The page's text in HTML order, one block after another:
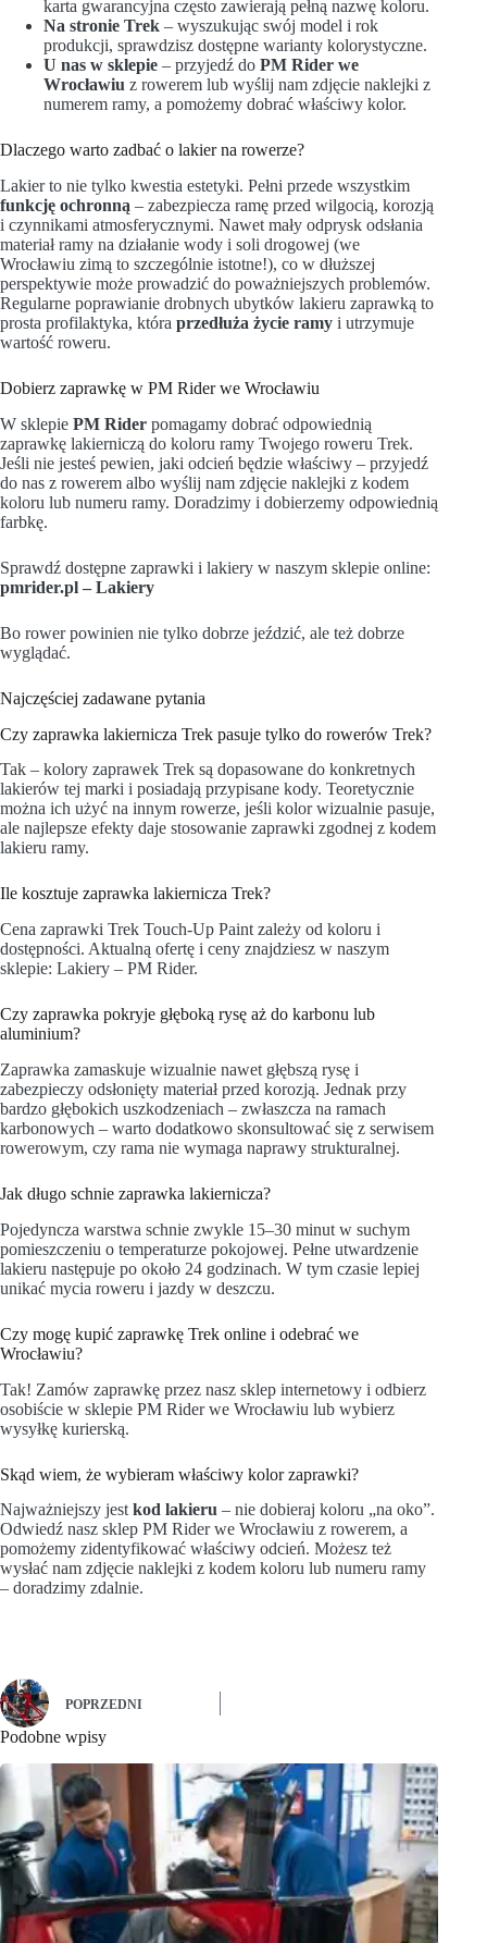
karta gwarancyjna często zawierają pełną nazwę koloru.
Na stronie Trek – wyszukując swój model i rok
produkcji, sprawdzisz dostępne warianty kolorystyczne.
U nas w sklepie – przyjedź do PM Rider we
Wrocławiu z rowerem lub wyślij nam zdjęcie naklejki z
numerem ramy, a pomożemy dobrać właściwy kolor.
Dlaczego warto zadbać o lakier na rowerze?
Lakier to nie tylko kwestia estetyki. Pełni przede wszystkim
funkcję ochronną – zabezpiecza ramę przed wilgocią, korozją
i czynnikami atmosferycznymi. Nawet mały odprysk odsłania
materiał ramy na działanie wody i soli drogowej (we
Wrocławiu zimą to szczególnie istotne!), co w dłuższej
perspektywie może prowadzić do poważniejszych problemów.
Regularne poprawianie drobnych ubytków lakieru zaprawką to
prosta profilaktyka, która przedłuża życie ramy i utrzymuje
wartość roweru.
Dobierz zaprawkę w PM Rider we Wrocławiu
W sklepie PM Rider pomagamy dobrać odpowiednią
zaprawkę lakierniczą do koloru ramy Twojego roweru Trek.
Jeśli nie jesteś pewien, jaki odcień będzie właściwy – przyjedź
do nas z rowerem albo wyślij nam zdjęcie naklejki z kodem
koloru lub numeru ramy. Doradzimy i dobierzemy odpowiednią
farbkę.
Sprawdź dostępne zaprawki i lakiery w naszym sklepie online:
pmrider.pl – Lakiery
Bo rower powinien nie tylko dobrze jeździć, ale też dobrze
wyglądać.
Najczęściej zadawane pytania
Czy zaprawka lakiernicza Trek pasuje tylko do rowerów Trek?
Tak – kolory zaprawek Trek są dopasowane do konkretnych
lakierów tej marki i posiadają przypisane kody. Teoretycznie
można ich użyć na innym rowerze, jeśli kolor wizualnie pasuje,
ale najlepsze efekty daje stosowanie zaprawki zgodnej z kodem
lakieru ramy.
Ile kosztuje zaprawka lakiernicza Trek?
Cena zaprawki Trek Touch-Up Paint zależy od koloru i
dostępności. Aktualną ofertę i ceny znajdziesz w naszym
sklepie: Lakiery – PM Rider.
Czy zaprawka pokryje głęboką rysę aż do karbonu lub
aluminium?
Zaprawka zamaskuje wizualnie nawet głębszą rysę i
zabezpieczy odsłonięty materiał przed korozją. Jednak przy
bardzo głębokich uszkodzeniach – zwłaszcza na ramach
karbonowych – warto dodatkowo skonsultować się z serwisem
rowerowym, czy rama nie wymaga naprawy strukturalnej.
Jak długo schnie zaprawka lakiernicza?
Pojedyncza warstwa schnie zwykle 15–30 minut w suchym
pomieszczeniu o temperaturze pokojowej. Pełne utwardzenie
lakieru następuje po około 24 godzinach. W tym czasie lepiej
unikać mycia roweru i jazdy w deszczu.
Czy mogę kupić zaprawkę Trek online i odebrać we
Wrocławiu?
Tak! Zamów zaprawkę przez nasz sklep internetowy i odbierz
osobiście w sklepie PM Rider we Wrocławiu lub wybierz
wysyłkę kurierską.
Skąd wiem, że wybieram właściwy kolor zaprawki?
Najważniejszy jest kod lakieru – nie dobieraj koloru „na oko”.
Odwiedź nasz sklep PM Rider we Wrocławiu z rowerem, a
pomożemy zidentyfikować właściwy odcień. Możesz też
wysłać nam zdjęcie naklejki z kodem koloru lub numeru ramy
– doradzimy zdalnie.
POPRZEDNI
Podobne wpisy